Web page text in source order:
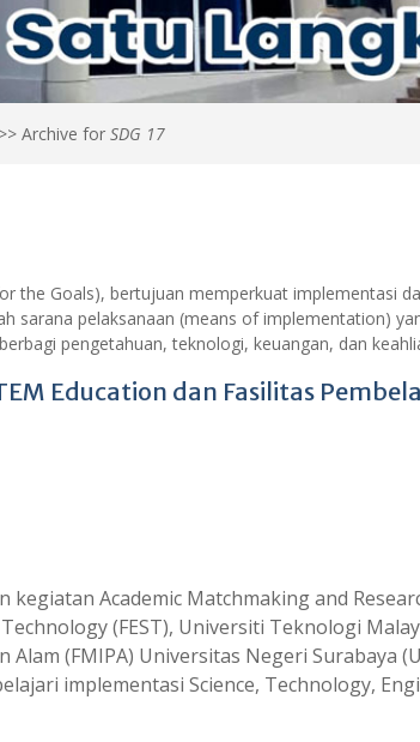
>> Archive for SDG 17
the Goals), bertujuan memperkuat implementasi
sarana pelaksanaan (means of implementation)
pengetahuan, teknologi, keuangan, dan
Education dan Fasilitas
kegiatan Academic Matchmaking and
(FEST), Universiti Teknologi
(FMIPA) Universitas Negeri Surabaya
implementasi Science, Technology,